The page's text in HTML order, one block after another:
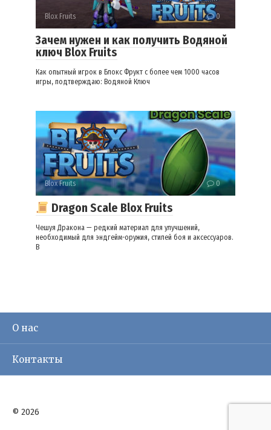
Blox Fruits 0
Зачем нужен и как получить Водяной
ключ Blox Fruits
Как опытный игрок в Блокс Фрукт с более чем 1000 часов
игры, подтверждаю: Водяной Ключ
Blox Fruits 0
Dragon Scale Blox Fruits
Чешуя Дракона — редкий материал для улучшений,
необходимый для эндгейм-оружия, стилей боя и аксессуаров.
В
О нас
Контакты
© 2026